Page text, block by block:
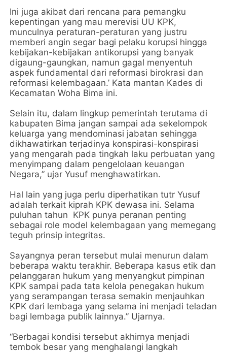
Ini juga akibat dari rencana para pemangku
kepentingan yang mau merevisi UU KPK,
munculnya peraturan-peraturan yang justru
memberi angin segar bagi pelaku korupsi hingga
kebijakan-kebijakan antikorupsi yang banyak
digaung-gaungkan, namun gagal menyentuh
aspek fundamental dari reformasi birokrasi dan
reformasi kelembagaan.’ Kata mantan Kades di
Kecamatan Woha Bima ini.
Selain itu, dalam lingkup pemerintah terutama di
kabupaten Bima jangan sampai ada sekelompok
keluarga yang mendominasi jabatan sehingga
dikhawatirkan terjadinya konspirasi-konspirasi
yang mengarah pada tingkah laku perbuatan yang
menyimpang dalam pengelolaan keuangan
Negara,” ujar Yusuf menghawatirkan.
Hal lain yang juga perlu diperhatikan tutr Yusuf
adalah terkait kiprah KPK dewasa ini. Selama
puluhan tahun KPK punya peranan penting
sebagai role model kelembagaan yang memegang
teguh prinsip integritas.
Sayangnya peran tersebut mulai menurun dalam
beberapa waktu terakhir. Beberapa kasus etik dan
pelanggaran hukum yang menyangkut pimpinan
KPK sampai pada tata kelola penegakan hukum
yang serampangan terasa semakin menjauhkan
KPK dari lembaga yang selama ini menjadi teladan
bagi lembaga publik lainnya.” Ujarnya.
“Berbagai kondisi tersebut akhirnya menjadi
tembok besar yang menghalangi langkah